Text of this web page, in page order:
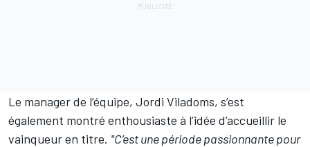
Le manager de l’équipe, Jordi Viladoms, s’est
également montré enthousiaste à l’idée d’accueillir le
vainqueur en titre. "C’est une période passionnante pour